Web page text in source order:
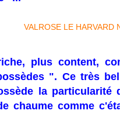
plus content,
". Ce très
la particularité
chaume comme